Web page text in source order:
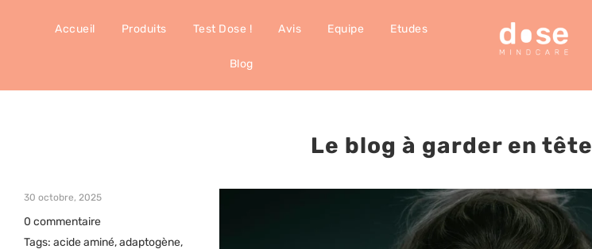
Accueil Produits Test Dose ! Avis Equipe Etudes
Blog
Le blog à garder en tête
30 octobre, 2025
0 commentaire
Tags: acide aminé,adaptogène,